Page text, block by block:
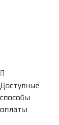
Доступные
способы
оплаты